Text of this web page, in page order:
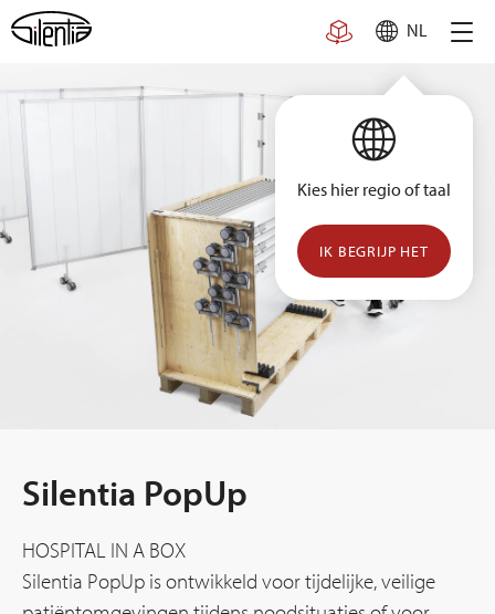
Skip
to
NL
Kies hier regio of taal
IK BEGRIJP HET
Silentia PopUp
HOSPITAL IN A BOX
Silentia PopUp is ontwikkeld voor tijdelijke, veilige